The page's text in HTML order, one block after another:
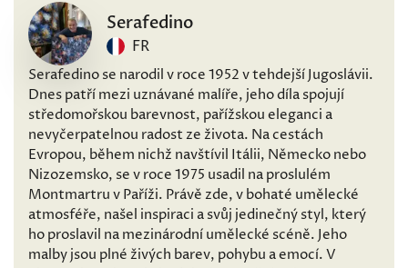
Serafedino
FR
Serafedino se narodil v roce 1952 v tehdejší Jugoslávii.
Dnes patří mezi uznávané malíře, jeho díla spojují
středomořskou barevnost, pařížskou eleganci a
nevyčerpatelnou radost ze života. Na cestách
Evropou, během nichž navštívil Itálii, Německo nebo
Nizozemsko, se v roce 1975 usadil na proslulém
Montmartru v Paříži. Právě zde, v bohaté umělecké
atmosféře, našel inspiraci a svůj jedinečný styl, který
ho proslavil na mezinárodní umělecké scéně. Jeho
malby jsou plné živých barev, pohybu a emocí. V